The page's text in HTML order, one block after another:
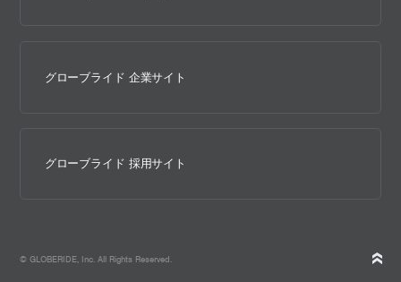
グローブライド 企業サイト
グローブライド 採用サイト
© GLOBERIDE, Inc. All Rights Reserved.